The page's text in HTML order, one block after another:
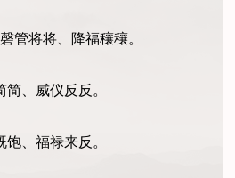
管将将、降福穰穰。
简、威仪反反。
饱、福禄来反。